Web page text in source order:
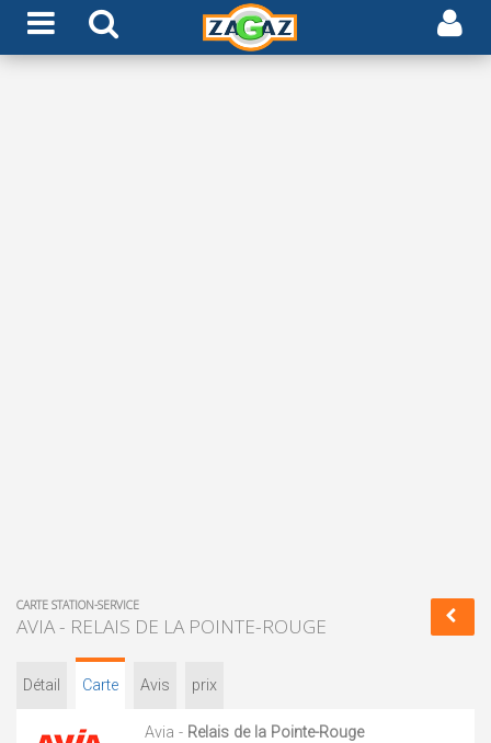
CARTE STATION-SERVICE
AVIA - RELAIS DE LA POINTE-ROUGE
Détail Carte Avis prix
Avia - Relais de la Pointe-Rouge